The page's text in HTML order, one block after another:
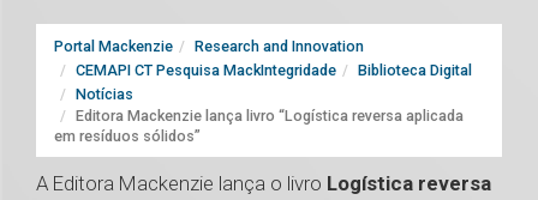
Portal Mackenzie
Research and Innovation
CEMAPI CT Pesquisa MackIntegridade
Biblioteca Digital
Notícias
Editora Mackenzie lança livro “Logística reversa aplicada
em resíduos sólidos”
A Editora Mackenzie lança o livro Logística reversa